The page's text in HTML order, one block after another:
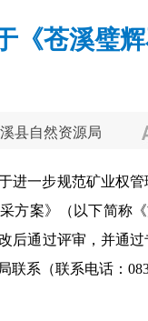
《苍溪璧
县自然资源局
进一步规范矿业权
方案》（以下简称
后通过评审，并通
系（联系电话：